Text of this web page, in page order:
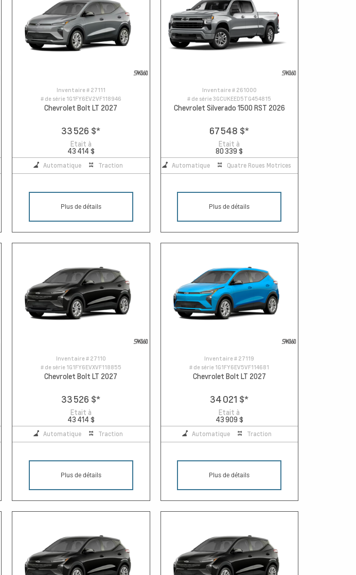
Inventaire # 27111
# de série 1G1FY6EV2VF118946
Chevrolet Bolt LT 2027
33 526 $*
Etait à
43 414 $
Automatique Traction
Plus de détails
Inventaire # 261000
# de série3GCUKEED5TG454815
Chevrolet Silverado 1500 RST 2026
67 548 $*
Etait à
80 339 $
Automatique Quatre Roues Motrices
Plus de détails
Inventaire # 27110
# de série 1G1FY6EVXVF118855
Chevrolet Bolt LT 2027
33 526 $*
Etait à
43 414 $
Automatique Traction
Plus de détails
Inventaire # 27119
# de série 1G1FY6EV5VF114681
Chevrolet Bolt LT 2027
34 021 $*
Etait à
43 909 $
Automatique Traction
Plus de détails